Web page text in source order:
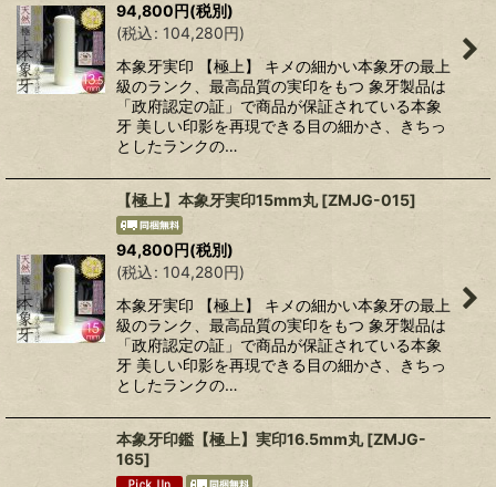
94,800 円(税別)
(税込: 104,280円)
本象牙実印 【極上】 キメの細かい本象牙の最上
級のランク、最高品質の実印をもつ 象牙製品は
「政府認定の証」で商品が保証されている本象
牙 美しい印影を再現できる目の細かさ、きちっ
としたランクの…
【極上】本象牙実印15mm丸 [ZMJG-015]
94,800円(税別)
(税込: 104,280円)
本象牙実印 【極上】 キメの細かい本象牙の最上
級のランク、最高品質の実印をもつ 象牙製品は
「政府認定の証」で商品が保証されている本象
牙 美しい印影を再現できる目の細かさ、きちっ
としたランクの…
本象牙印鑑【極上】実印16.5mm丸 [ZMJG-
165]